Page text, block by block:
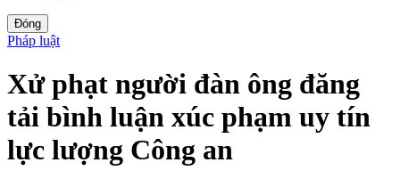
Đóng
Pháp luật
Xử phạt người đàn ông đăng
tải bình luận xúc phạm uy tín
lực lượng Công an